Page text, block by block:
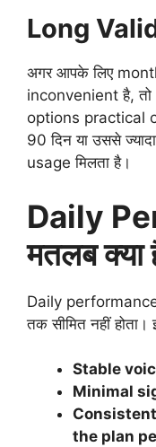
Long
अगर आपके लिए
inconvenient है,
options practical
90 दिन या उससे
usage मिलता है।
Daily
मतलब क्या
Daily
तक सीमित नहीं
Stable
Minimal
the plan